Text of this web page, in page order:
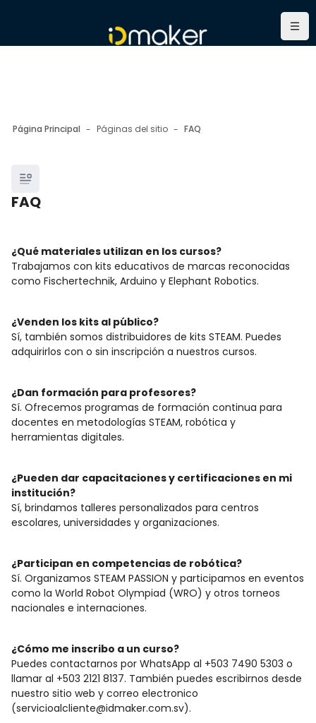
Página Principal Páginas del sitio FAQ
Bloques
FAQ
Bloques
¿Qué materiales utilizan en los cursos?
Trabajamos con kits educativos de marcas reconocidas
como Fischertechnik, Arduino y Elephant Robotics.
¿Venden los kits al público?
Sí, también somos distribuidores de kits STEAM. Puedes
adquirirlos con o sin inscripción a nuestros cursos.
¿Dan formación para profesores?
Sí. Ofrecemos programas de formación continua para
docentes en metodologías STEAM, robótica y
herramientas digitales.
¿Pueden dar capacitaciones y certificaciones en mi
institución?
Sí, brindamos talleres personalizados para centros
escolares, universidades y organizaciones.
¿Participan en competencias de robótica?
Sí. Organizamos STEAM PASSION y participamos en eventos
como la World Robot Olympiad (WRO) y otros torneos
nacionales e internaciones.
¿Cómo me inscribo a un curso?
Puedes contactarnos por WhatsApp al +503 7490 5303 o
llamar al +503 2121 8137. También puedes escribirnos desde
nuestro sitio web y correo electronico
(servicioalcliente@idmaker.com.sv).